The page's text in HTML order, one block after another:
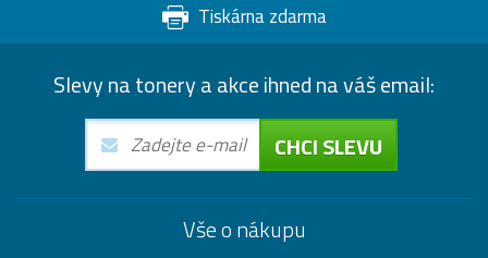
Tiskárna zdarma
Slevy na tonery a akce ihned na váš email:
CHCI SLEVU
Vše o nákupu